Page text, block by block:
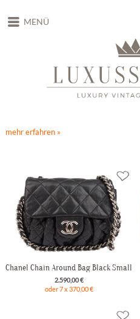
MENÜ
mehr erfahren »
Chanel Chain Around Bag Black Small
oder 7 x 370,00 €
2.590,00 €